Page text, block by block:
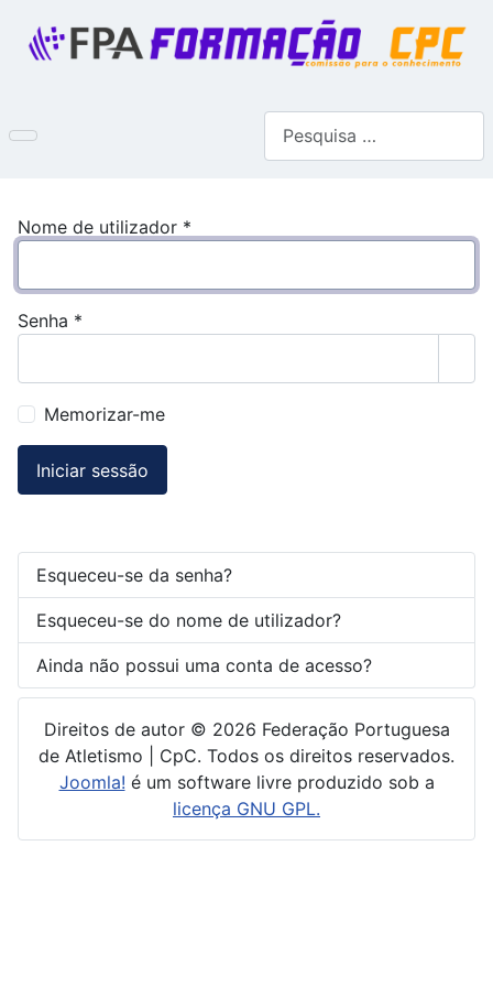
Nome de utilizador *
Senha *
Memorizar-me
Iniciar sessão
Esqueceu-se da senha?
Esqueceu-se do nome de utilizador?
Ainda não possui uma conta de acesso?
Direitos de autor © 2026 Federação Portuguesa
de Atletismo | CpC. Todos os direitos reservados.
Joomla! é um software livre produzido sob a
licença GNU GPL.